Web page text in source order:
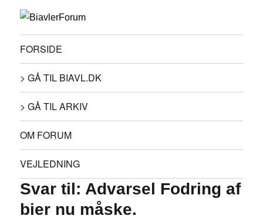
FORSIDE
> GÅ TIL BIAVL.DK
> GÅ TIL ARKIV
OM FORUM
VEJLEDNING
Svar til: Advarsel Fodring af
bier nu måske.